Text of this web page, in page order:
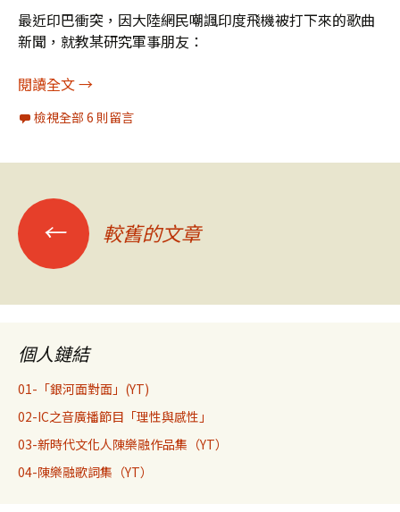
最近印巴衝突，因大陸網民嘲諷印度飛機被打下來的歌曲
新聞，就教某研究軍事朋友：
閱讀全文印巴空戰
→
檢視全部 6 則留言
文
章
導
覽
← 較舊的文章
個人鏈結
01-「銀河面對面」(YT)
02-IC之音廣播節目「理性與感性」
03-新時代文化人陳樂融作品集（YT）
04-陳樂融歌詞集（YT）